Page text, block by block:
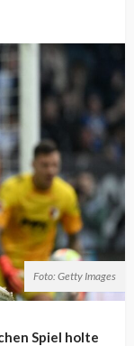
Foto: Getty Images
Spiel holte